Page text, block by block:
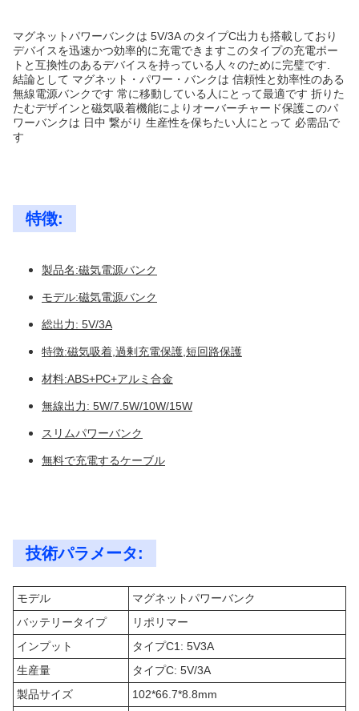
マグネットパワーバンクは 5V/3A のタイプC出力も搭載しており
デバイスを迅速かつ効率的に充電できますこのタイプの充電ポー
トと互換性のあるデバイスを持っている人々のために完璧です.
結論として マグネット・パワー・バンクは 信頼性と効率性のある
無線電源バンクです 常に移動している人にとって最適です 折りた
たむデザインと磁気吸着機能によりオーバーチャード保護このパ
ワーバンクは 日中 繋がり 生産性を保ちたい人にとって 必需品で
す
特徴:
製品名:磁気電源バンク
モデル:磁気電源バンク
総出力: 5V/3A
特徴:磁気吸着,過剰充電保護,短回路保護
材料:ABS+PC+アルミ合金
無線出力: 5W/7.5W/10W/15W
スリムパワーバンク
無料で充電するケーブル
技術パラメータ:
モデル
マグネットパワーバンク
バッテリータイプ
リポリマー
インプット
タイプC1: 5V3A
生産量
タイプC: 5V/3A
製品サイズ
102*66.7*8.8mm